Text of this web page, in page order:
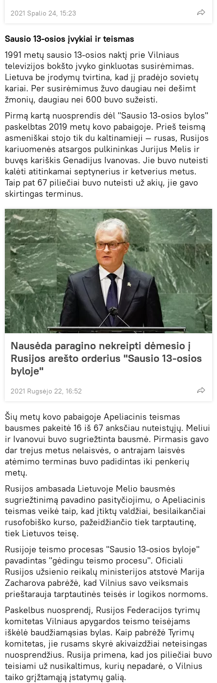
2021 Spalio 24, 15:23
Sausio 13-osios įvykiai ir teismas
1991 metų sausio 13-osios naktį prie Vilniaus
televizijos bokšto įvyko ginkluotas susirėmimas.
Lietuva be įrodymų tvirtina, kad jį pradėjo sovietų
kariai. Per susirėmimus žuvo daugiau nei dešimt
žmonių, daugiau nei 600 buvo sužeisti.
Pirmą kartą nuosprendis dėl "Sausio 13-osios bylos"
paskelbtas 2019 metų kovo pabaigoje. Prieš teismą
asmeniškai stojo tik du kaltinamieji — rusas, Rusijos
kariuomenės atsargos pulkininkas Jurijus Melis ir
buvęs kariškis Genadijus Ivanovas. Jie buvo nuteisti
kalėti atitinkamai septynerius ir ketverius metus.
Taip pat 67 piliečiai buvo nuteisti už akių, jie gavo
skirtingas terminus.
Nausėda paragino nekreipti dėmesio į
Rusijos arešto orderius "Sausio 13-osios
byloje"
2021 Rugsėjo 22, 16:52
Šių metų kovo pabaigoje Apeliacinis teismas
bausmes pakeitė 16 iš 67 anksčiau nuteistųjų. Meliui
ir Ivanovui buvo sugriežtinta bausmė. Pirmasis gavo
dar trejus metus nelaisvės, o antrajam laisvės
atėmimo terminas buvo padidintas iki penkerių
metų.
Rusijos ambasada Lietuvoje Melio bausmės
sugriežtinimą pavadino pasityčiojimu, o Apeliacinis
teismas veikė taip, kad įtiktų valdžiai, besilaikančiai
rusofobiško kurso, pažeidžiančio tiek tarptautinę,
tiek Lietuvos teisę.
Rusijoje teismo procesas "Sausio 13-osios byloje"
pavadintas "gėdingu teismo procesu". Oficiali
Rusijos užsienio reikalų ministerijos atstovė Marija
Zacharova pabrėžė, kad Vilnius savo veiksmais
prieštarauja tarptautinės teisės ir logikos normoms.
Paskelbus nuosprendį, Rusijos Federacijos tyrimų
komitetas Vilniaus apygardos teismo teisėjams
iškėlė baudžiamąsias bylas. Kaip pabrėžė Tyrimų
komitetas, jie rusams skyrė akivaizdžiai neteisingas
nuosprendžius. Rusija primena, kad jos piliečiai buvo
teisiami už nusikaltimus, kurių nepadarė, o Vilnius
taiko grįžtamąją įstatymų galią.